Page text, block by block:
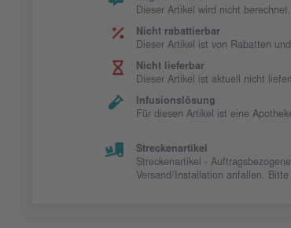
Dieser Artikel wird nicht berechnet.
Nicht rabattierbar
Dieser Artikel ist von Rabatten
Nicht lieferbar
Dieser Artikel ist aktuell nicht
Infusionslösung
Für diesen Artikel ist eine
Streckenartikel
Streckenartikel -
Versand/Installation anfallen.